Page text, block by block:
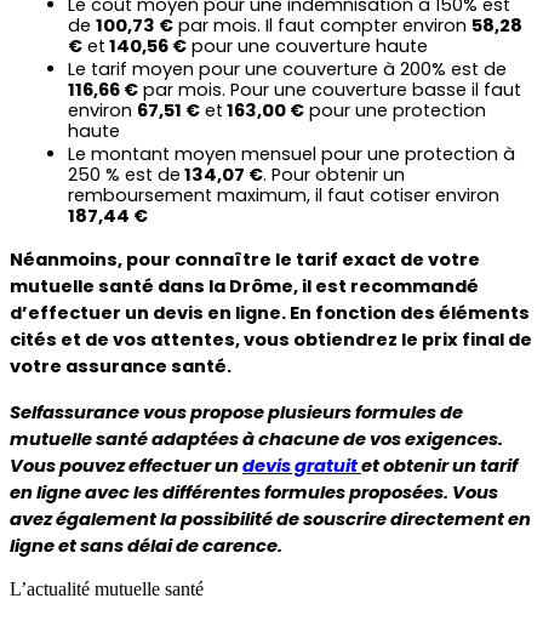
de 100,73 € par mois. Il faut compter environ 58,28
€ et 140,56 € pour une couverture haute
Le tarif moyen pour une couverture à 200% est de
116,66 € par mois. Pour une couverture basse il faut
environ 67,51 € et 163,00 € pour une protection
haute
Le montant moyen mensuel pour une protection à
250 % est de 134,07 €. Pour obtenir un
187,44 €
Néanmoins, pour connaître le tarif exact de votre
mutuelle santé dans la Drôme, il est recommandé
d’effectuer un devis en ligne. En fonction des éléments
cités et de vos attentes, vous obtiendrez le prix final de
votre assurance santé.
Selfassurance vous propose plusieurs formules de
mutuelle santé adaptées à chacune de vos exigences.
Vous pouvez effectuer un devis gratuit et obtenir un tarif
en ligne avec les différentes formules proposées. Vous
avez également la possibilité de souscrire directement en
ligne et sans délai de carence.
L’actualité mutuelle santé